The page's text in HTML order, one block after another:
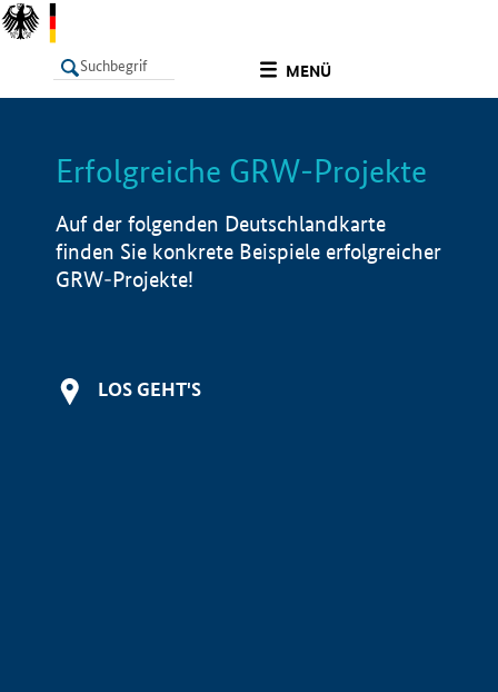
MENÜ
LISTE Info
Erfolgreiche GRW-Projekte
Auf der folgenden Deutschlandkarte
finden Sie konkrete Beispiele erfolgreicher
GRW-Projekte!
LOS GEHT'S